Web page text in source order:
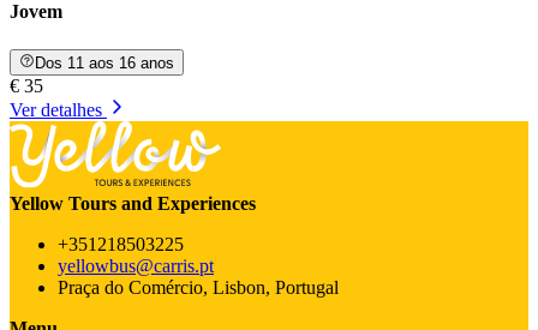
Jovem
Dos 11 aos 16 anos
€ 35
Ver detalhes
Yellow Tours and Experiences
+351218503225
yellowbus@carris.pt
Praça do Comércio, Lisbon, Portugal